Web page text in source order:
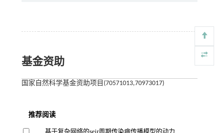
基金资助
国家自然科学基金资助项目(70571013,70973017)